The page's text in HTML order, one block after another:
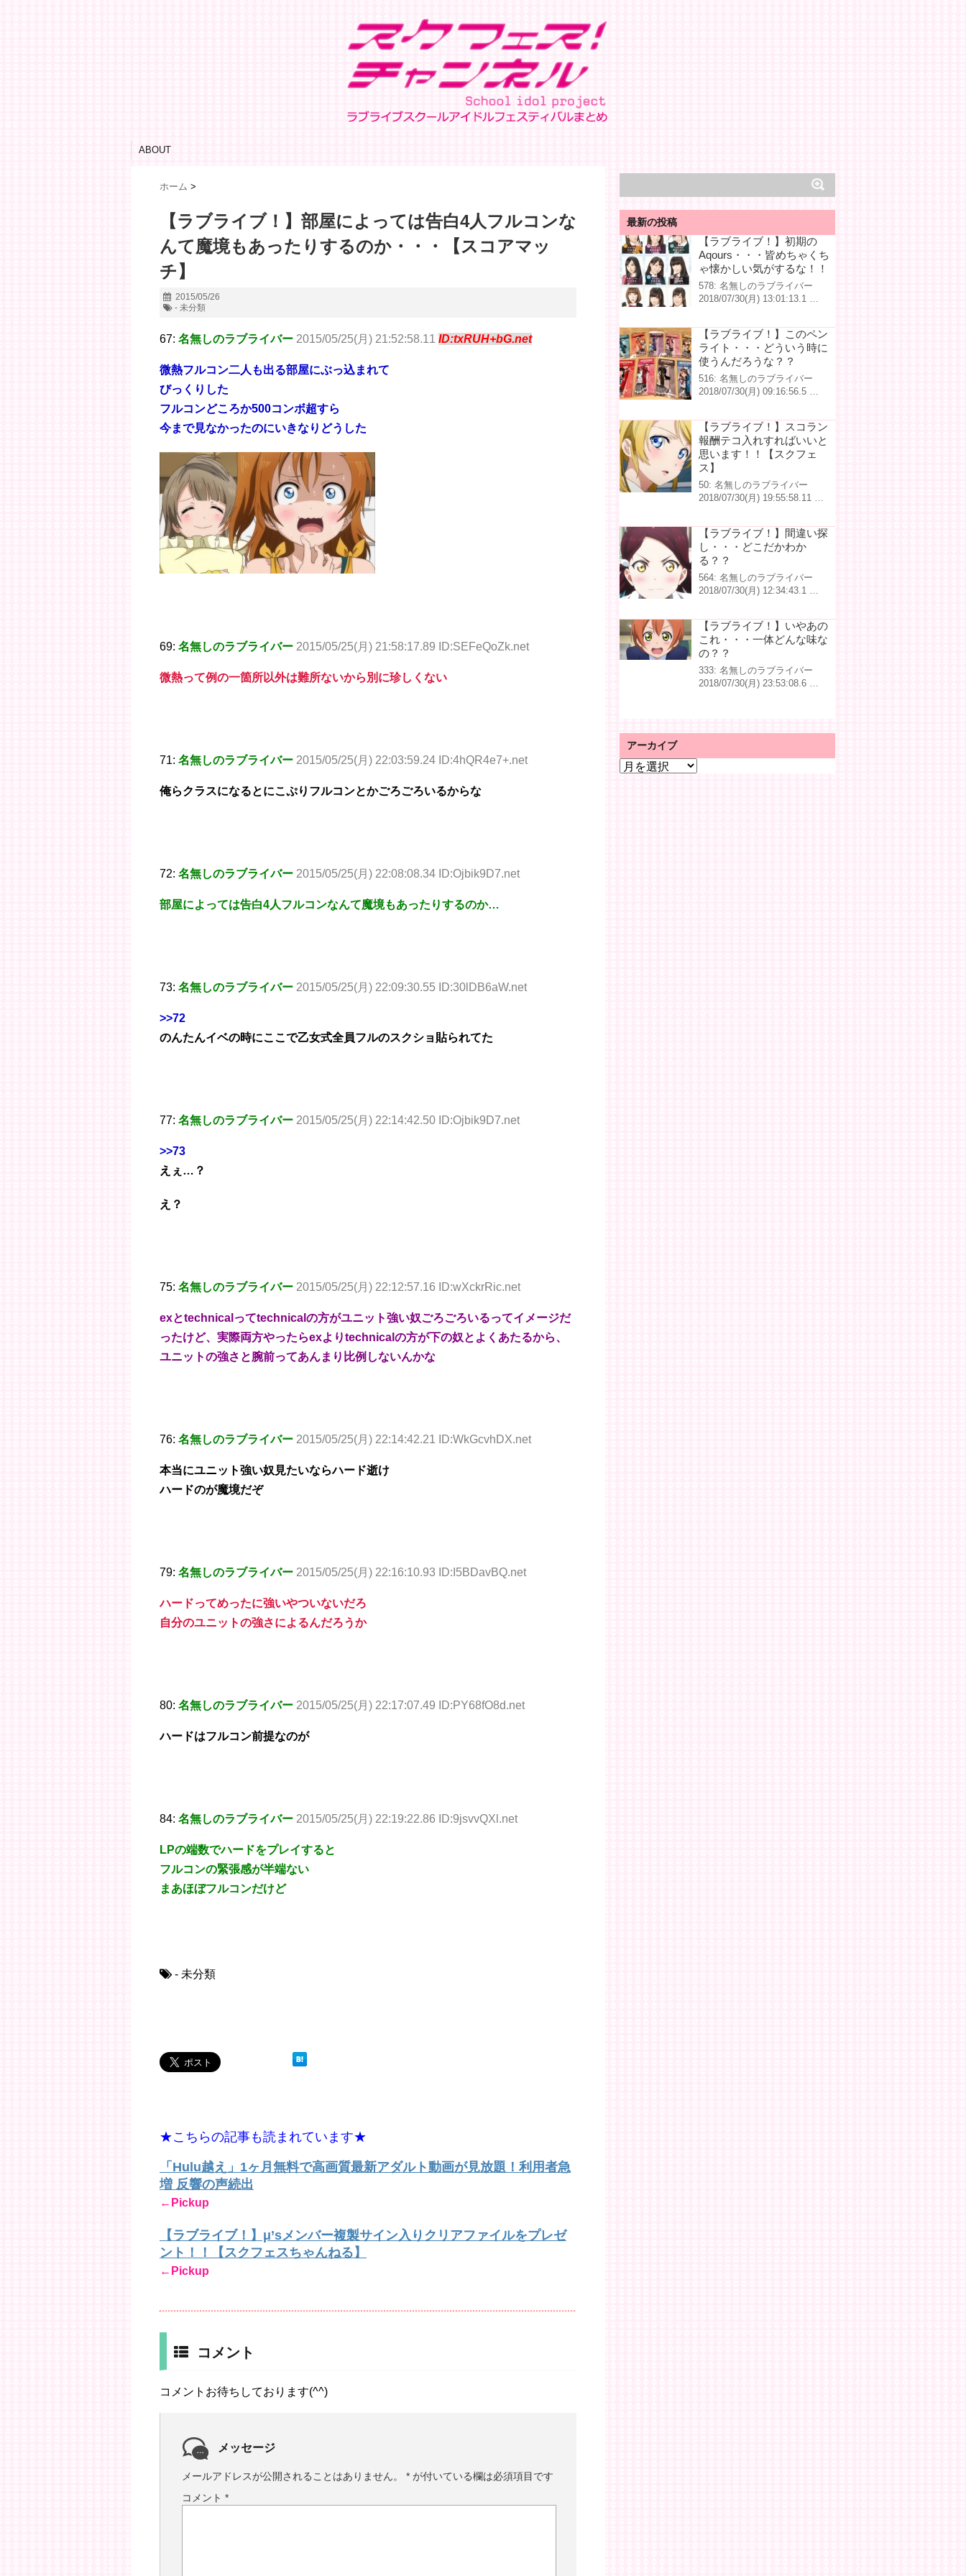
ABOUT
ホーム >
【ラブライブ！】部屋によっては告白4人フルコンな
んて魔境もあったりするのか・・・【スコアマッ
チ】
2015/05/26
- 未分類
67: 名無しのラブライバー 2015/05/25(月) 21:52:58.11 ID:txRUH+bG.net
微熱フルコン二人も出る部屋にぶっ込まれて
びっくりした
フルコンどころか500コンボ超すら
今まで見なかったのにいきなりどうした
69: 名無しのラブライバー 2015/05/25(月) 21:58:17.89 ID:SEFeQoZk.net
微熱って例の一箇所以外は難所ないから別に珍しくない
71: 名無しのラブライバー 2015/05/25(月) 22:03:59.24 ID:4hQR4e7+.net
俺らクラスになるとにこぷりフルコンとかごろごろいるからな
72: 名無しのラブライバー 2015/05/25(月) 22:08:08.34 ID:Ojbik9D7.net
部屋によっては告白4人フルコンなんて魔境もあったりするのか…
73: 名無しのラブライバー 2015/05/25(月) 22:09:30.55 ID:30lDB6aW.net
>>72
のんたんイベの時にここで乙女式全員フルのスクショ貼られてた
77: 名無しのラブライバー 2015/05/25(月) 22:14:42.50 ID:Ojbik9D7.net
>>73
えぇ…？
え？
75: 名無しのラブライバー 2015/05/25(月) 22:12:57.16 ID:wXckrRic.net
exとtechnicalってtechnicalの方がユニット強い奴ごろごろいるってイメージだ
ったけど、実際両方やったらexよりtechnicalの方が下の奴とよくあたるから、
ユニットの強さと腕前ってあんまり比例しないんかな
76: 名無しのラブライバー 2015/05/25(月) 22:14:42.21 ID:WkGcvhDX.net
本当にユニット強い奴見たいならハード逝け
ハードのが魔境だぞ
79: 名無しのラブライバー 2015/05/25(月) 22:16:10.93 ID:I5BDavBQ.net
ハードってめったに強いやついないだろ
自分のユニットの強さによるんだろうか
80: 名無しのラブライバー 2015/05/25(月) 22:17:07.49 ID:PY68fO8d.net
ハードはフルコン前提なのが
84: 名無しのラブライバー 2015/05/25(月) 22:19:22.86 ID:9jsvvQXl.net
LPの端数でハードをプレイすると
フルコンの緊張感が半端ない
まあほぼフルコンだけど
- 未分類
★こちらの記事も読まれています★
「Hulu越え」1ヶ月無料で高画質最新アダルト動画が見放題！利用者急
増 反響の声続出
←Pickup
【ラブライブ！】μ’sメンバー複製サイン入りクリアファイルをプレゼ
ント！！【スクフェスちゃんねる】
←Pickup
コメント
コメントお待ちしております(^^)
メッセージ
メールアドレスが公開されることはありません。 * が付いている欄は必須項目です
コメント *
最新の投稿
【ラブライブ！】初期の
Aqours・・・皆めちゃくち
ゃ懐かしい気がするな！！
578: 名無しのラブライバー
2018/07/30(月) 13:01:13.1 …
【ラブライブ！】このペン
ライト・・・どういう時に
使うんだろうな？？
516: 名無しのラブライバー
2018/07/30(月) 09:16:56.5 …
【ラブライブ！】スコラン
報酬テコ入れすればいいと
思います！！【スクフェ
ス】
50: 名無しのラブライバー
2018/07/30(月) 19:55:58.11 …
【ラブライブ！】間違い探
し・・・どこだかわか
る？？
564: 名無しのラブライバー
2018/07/30(月) 12:34:43.1 …
【ラブライブ！】いやあの
これ・・・一体どんな味な
の？？
333: 名無しのラブライバー
2018/07/30(月) 23:53:08.6 …
アーカイブ
ア